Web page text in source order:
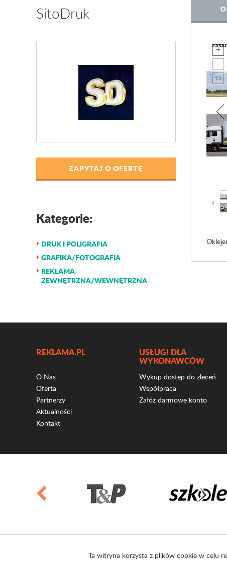
SitoDruk
ZAPYTAJ O OFERTĘ
Kategorie:
DRUK I POLIGRAFIA
GRAFIKA/FOTOGRAFIA
REKLAMA
ZEWNĘTRZNA/WEWNĘTRZNA
O
REKLAMA.PL
O Nas
Oferta
Partnerzy
Aktualności
Kontakt
USŁUGI DLA
WYKONAWCÓW
Wykup dostęp do zleceń
Współpraca
Załóż darmowe konto
Ta witryna korzysta z plików cookie w celu